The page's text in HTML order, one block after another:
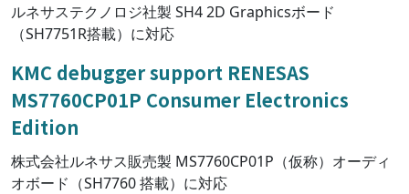
ルネサステクノロジ社製 SH4 2D Graphicsボード
（SH7751R搭載）に対応
KMC debugger support RENESAS
MS7760CP01P Consumer Electronics
Edition
株式会社ルネサス販売製 MS7760CP01P（仮称）オーディ
オボード（SH7760 搭載）に対応